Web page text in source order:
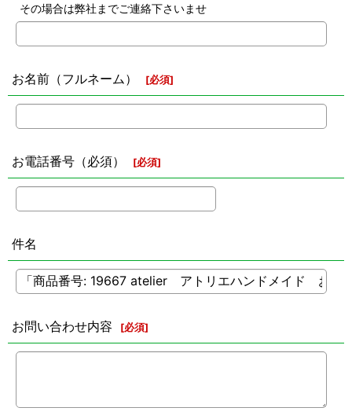
その場合は弊社までご連絡下さいませ
お名前（フルネーム） [必須]
お電話番号（必須） [必須]
件名
お問い合わせ内容 [必須]